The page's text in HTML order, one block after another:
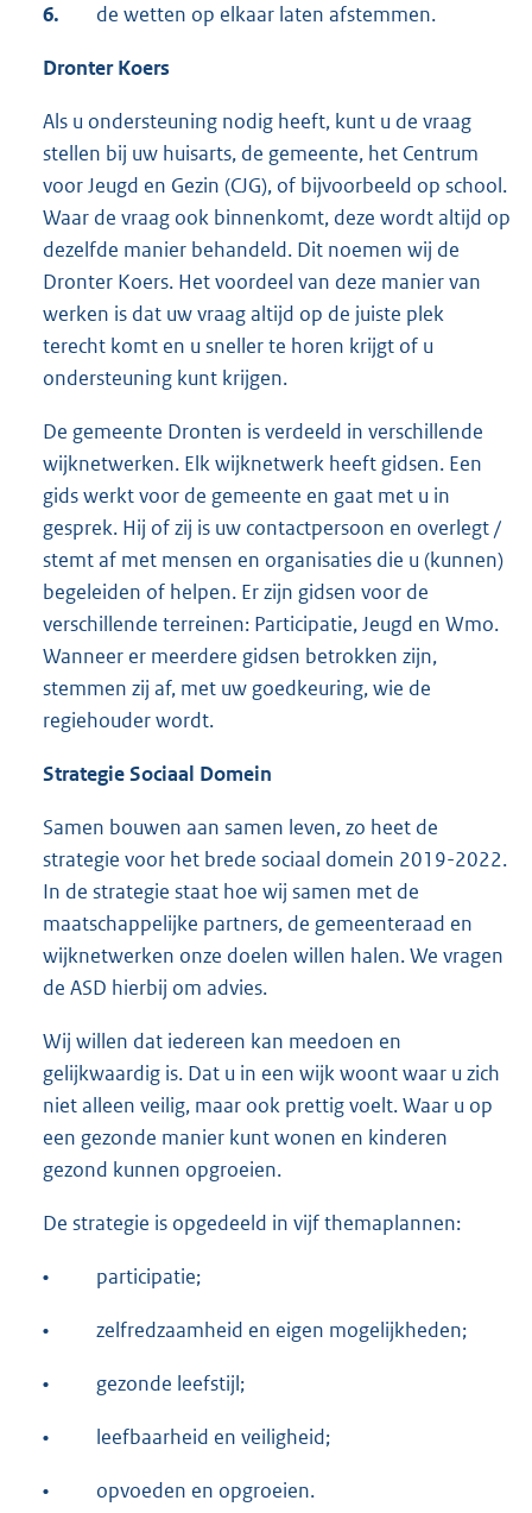
6. de wetten op elkaar laten afstemmen.
Dronter Koers
Als u ondersteuning nodig heeft, kunt u de vraag
stellen bij uw huisarts, de gemeente, het Centrum
voor Jeugd en Gezin (CJG), of bijvoorbeeld op school.
Waar de vraag ook binnenkomt, deze wordt altijd op
dezelfde manier behandeld. Dit noemen wij de
Dronter Koers. Het voordeel van deze manier van
werken is dat uw vraag altijd op de juiste plek
terecht komt en u sneller te horen krijgt of u
ondersteuning kunt krijgen.
De gemeente Dronten is verdeeld in verschillende
wijknetwerken. Elk wijknetwerk heeft gidsen. Een
gids werkt voor de gemeente en gaat met u in
gesprek. Hij of zij is uw contactpersoon en overlegt /
stemt af met mensen en organisaties die u (kunnen)
begeleiden of helpen. Er zijn gidsen voor de
verschillende terreinen: Participatie, Jeugd en Wmo.
Wanneer er meerdere gidsen betrokken zijn,
stemmen zij af, met uw goedkeuring, wie de
regiehouder wordt.
Strategie Sociaal Domein
Samen bouwen aan samen leven, zo heet de
strategie voor het brede sociaal domein 2019-2022.
In de strategie staat hoe wij samen met de
maatschappelijke partners, de gemeenteraad en
wijknetwerken onze doelen willen halen. We vragen
de ASD hierbij om advies.
Wij willen dat iedereen kan meedoen en
gelijkwaardig is. Dat u in een wijk woont waar u zich
niet alleen veilig, maar ook prettig voelt. Waar u op
een gezonde manier kunt wonen en kinderen
gezond kunnen opgroeien.
De strategie is opgedeeld in vijf themaplannen:
• participatie;
• zelfredzaamheid en eigen mogelijkheden;
• gezonde leefstijl;
• leefbaarheid en veiligheid;
• opvoeden en opgroeien.